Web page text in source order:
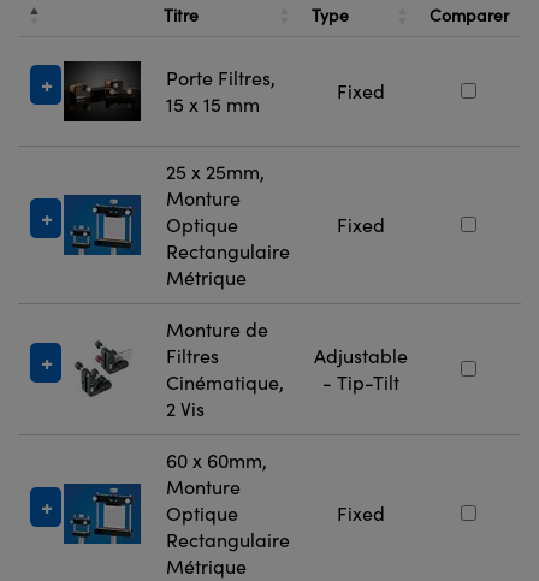
Titre Type Comparer
Porte Filtres,
15 x 15 mm
Fixed
25 x 25mm,
Monture
Optique
Rectangulaire
Métrique
Fixed
Monture de
Filtres
Cinématique,
2 Vis
Adjustable
- Tip-Tilt
60 x 60mm,
Monture
Optique
Rectangulaire
Métrique
Fixed